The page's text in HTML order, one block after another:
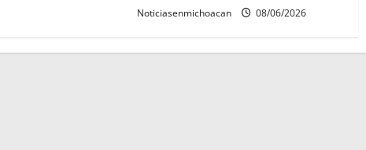
Noticiasenmichoacan 08/06/2026